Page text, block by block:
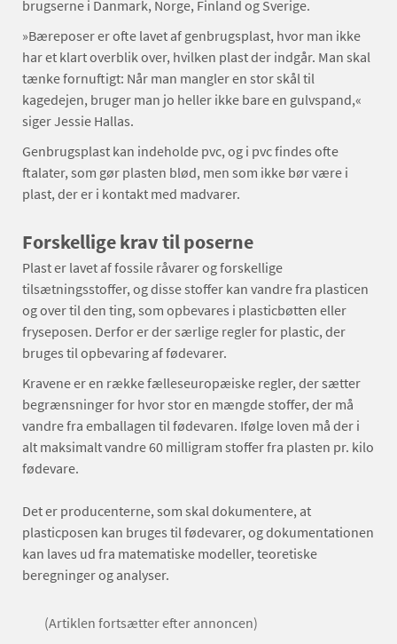
brugserne i Danmark, Norge, Finland og Sverige.
»Bæreposer er ofte lavet af genbrugsplast, hvor man ikke
har et klart overblik over, hvilken plast der indgår. Man skal
tænke fornuftigt: Når man mangler en stor skål til
kagedejen, bruger man jo heller ikke bare en gulvspand,«
siger Jessie Hallas.
Genbrugsplast kan indeholde pvc, og i pvc findes ofte
ftalater, som gør plasten blød, men som ikke bør være i
plast, der er i kontakt med madvarer.
Forskellige krav til poserne
Plast er lavet af fossile råvarer og forskellige
tilsætningsstoffer, og disse stoffer kan vandre fra plasticen
og over til den ting, som opbevares i plasticbøtten eller
fryseposen. Derfor er der særlige regler for plastic, der
bruges til opbevaring af fødevarer.
Kravene er en række fælleseuropæiske regler, der sætter
begrænsninger for hvor stor en mængde stoffer, der må
vandre fra emballagen til fødevaren. Ifølge loven må der i
alt maksimalt vandre 60 milligram stoffer fra plasten pr. kilo
fødevare.
Det er producenterne, som skal dokumentere, at
plasticposen kan bruges til fødevarer, og dokumentationen
kan laves ud fra matematiske modeller, teoretiske
beregninger og analyser.
(Artiklen fortsætter efter annoncen)